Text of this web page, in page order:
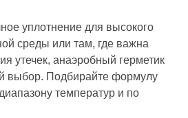
уплотнение для высокого
среды или там, где важна
утечек, анаэробный герметик
выбор. Подбирайте формулу
температур и по